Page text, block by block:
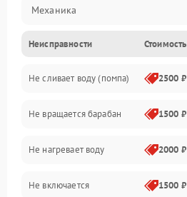
Механика
Электропитание
Водоснабжение
Слив
Программное обеспечение
Неисправности Стоимость
Не сливает воду (помпа) 2500 ₽
Не вращается барабан 1500 ₽
Не нагревает воду 2000 ₽
Не включается 1500 ₽